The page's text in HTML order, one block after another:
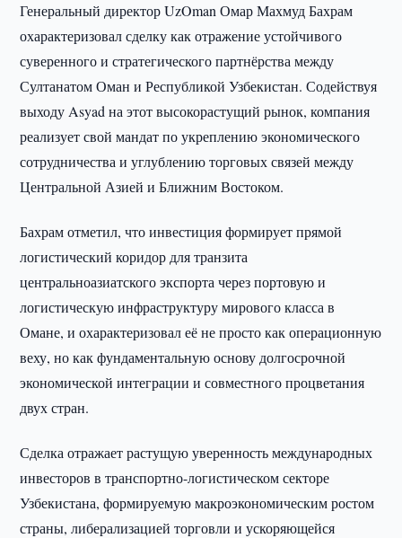
Генеральный директор UzOman Омар Махмуд Бахрам
охарактеризовал сделку как отражение устойчивого
суверенного и стратегического партнёрства между
Султанатом Оман и Республикой Узбекистан. Содействуя
выходу Asyad на этот высокорастущий рынок, компания
реализует свой мандат по укреплению экономического
сотрудничества и углублению торговых связей между
Центральной Азией и Ближним Востоком.
Бахрам отметил, что инвестиция формирует прямой
логистический коридор для транзита
центральноазиатского экспорта через портовую и
логистическую инфраструктуру мирового класса в
Омане, и охарактеризовал её не просто как операционную
веху, но как фундаментальную основу долгосрочной
экономической интеграции и совместного процветания
двух стран.
Сделка отражает растущую уверенность международных
инвесторов в транспортно-логистическом секторе
Узбекистана, формируемую макроэкономическим ростом
страны, либерализацией торговли и ускоряющейся